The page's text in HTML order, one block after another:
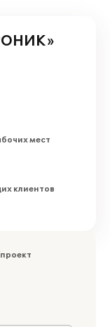
мест
клиентов